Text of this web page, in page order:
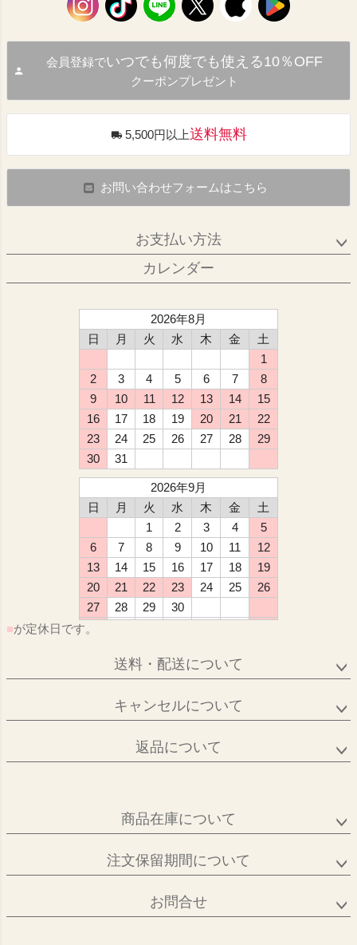
会員登録でいつでも何度でも使える10％OFF
クーポンプレゼント
5,500円以上送料無料
お問い合わせフォームはこちら
お支払い方法
カレンダー
2026年8月
日
月 火 水 木 金
土
1
2
3 4 5 6 7
8
9
10 11 12 13 14
15
16
17 18 19 20 21
22
23
24 25 26 27 28
29
30
31
2026年9月
日
月 火 水 木 金
土
1
2 3 4
5
6
7 8 9 10 11
12
13
14 15 16 17 18
19
20
21 22 23 24 25
26
27
28 29
30
■が定休日です。
送料・配送について
キャンセルについて
返品について
商品在庫について
注文保留期間について
お問合せ